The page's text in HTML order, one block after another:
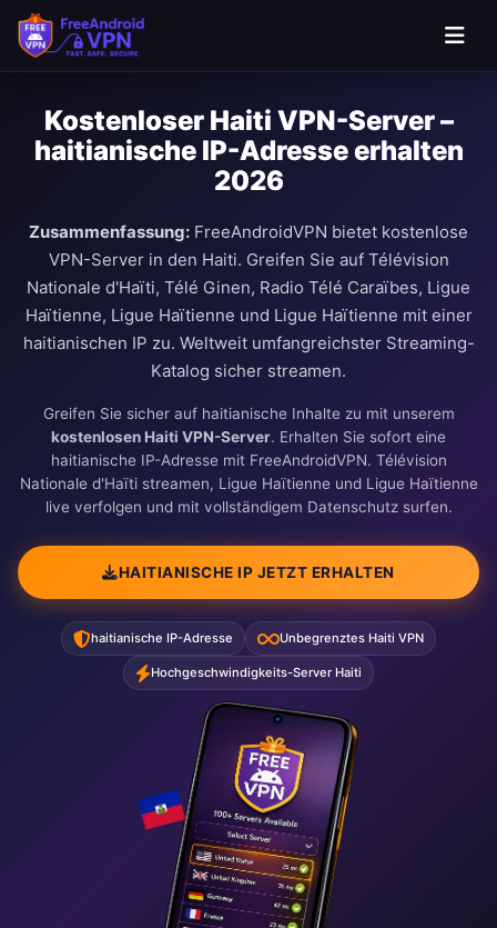
Kostenloser Haiti VPN-Server –
haitianische IP-Adresse erhalten
2026
Zusammenfassung: FreeAndroidVPN bietet kostenlose
VPN-Server in den Haiti. Greifen Sie auf Télévision
Nationale d'Haïti, Télé Ginen, Radio Télé Caraïbes, Ligue
Haïtienne, Ligue Haïtienne und Ligue Haïtienne mit einer
haitianischen IP zu. Weltweit umfangreichster Streaming-
Katalog sicher streamen.
Greifen Sie sicher auf haitianische Inhalte zu mit unserem
kostenlosen Haiti VPN-Server. Erhalten Sie sofort eine
haitianische IP-Adresse mit FreeAndroidVPN. Télévision
Nationale d'Haïti streamen, Ligue Haïtienne und Ligue Haïtienne
live verfolgen und mit vollständigem Datenschutz surfen.
HAITIANISCHE IP JETZT ERHALTEN
haitianische IP-Adresse Unbegrenztes Haiti VPN
Hochgeschwindigkeits-Server Haiti